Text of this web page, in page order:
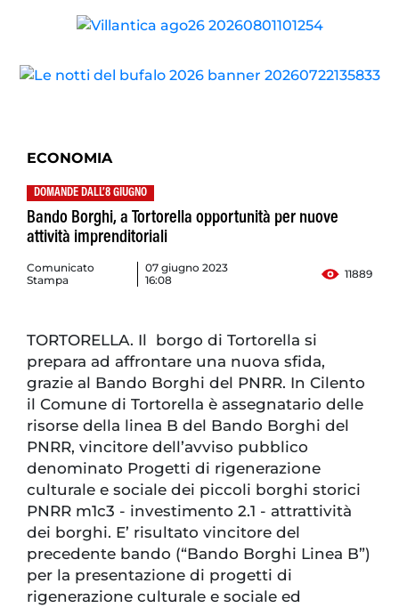
ECONOMIA
DOMANDE DALL’8 GIUGNO
Bando Borghi, a Tortorella opportunità per nuove
attività imprenditoriali
Comunicato
Stampa
07 giugno 2023
16:08
11889
TORTORELLA. Il borgo di Tortorella si
prepara ad affrontare una nuova sfida,
grazie al Bando Borghi del PNRR. In Cilento
il Comune di Tortorella è assegnatario delle
risorse della linea B del Bando Borghi del
PNRR, vincitore dell’avviso pubblico
denominato Progetti di rigenerazione
culturale e sociale dei piccoli borghi storici
PNRR m1c3 - investimento 2.1 - attrattività
dei borghi. E’ risultato vincitore del
precedente bando (“Bando Borghi Linea B”)
per la presentazione di progetti di
rigenerazione culturale e sociale ed